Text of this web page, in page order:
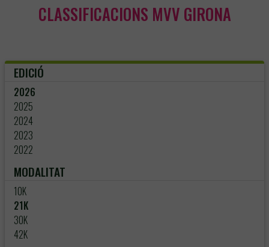
CLASSIFICACIONS MVV GIRONA
EDICIÓ
2026
2025
2024
2023
2022
MODALITAT
10K
21K
30K
42K